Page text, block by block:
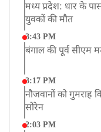
मध्य प्रदेश: धार के
युवकों की मौत
3:43 PM
बंगाल की पूर्व सीएम
3:17 PM
नौजवानों को गुमराह
सोरेन
2:03 PM